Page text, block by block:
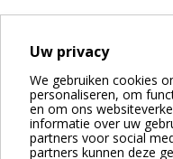
Uw privacy
We gebruiken cookies
personaliseren, om
en om ons
informatie over uw
partners voor social
partners kunnen deze
AQUAJET-